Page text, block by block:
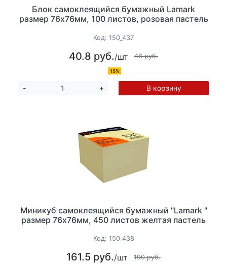
Блок самоклеящийся бумажный Lamark
размер 76х76мм, 100 листов, розовая пастель
Код: 150_437
40.8 руб./шт 48 руб.
15%
- + В корзину
Миникуб самоклеящийся бумажный "Lamark "
размер 76x76мм, 450 листов желтая пастель
Код: 150_438
161.5 руб./шт 190 руб.